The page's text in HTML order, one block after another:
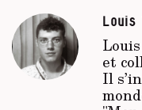
Louis
et
Il